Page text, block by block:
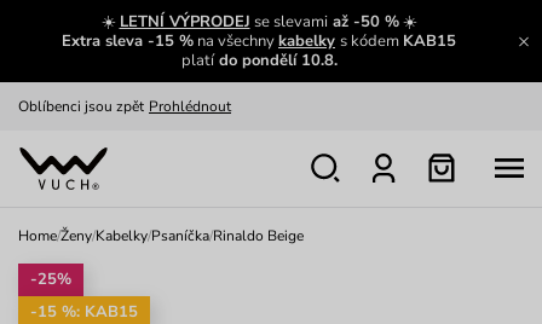
☀️ LETNÍ VÝPRODEJ se slevamiaž -50 %☀️
Extra sleva -15 % na všechnykabelky s kódem KAB15
platído pondělí 10.8.
Zajímavosti ze světa Vuch:
Zobrazit
Oblíbenci jsou zpět Prohlédnout
Nech se inspirovat
Home/Ženy/Kabelky/Psaníčka/Rinaldo Beige
-25%
-15 %: KAB15